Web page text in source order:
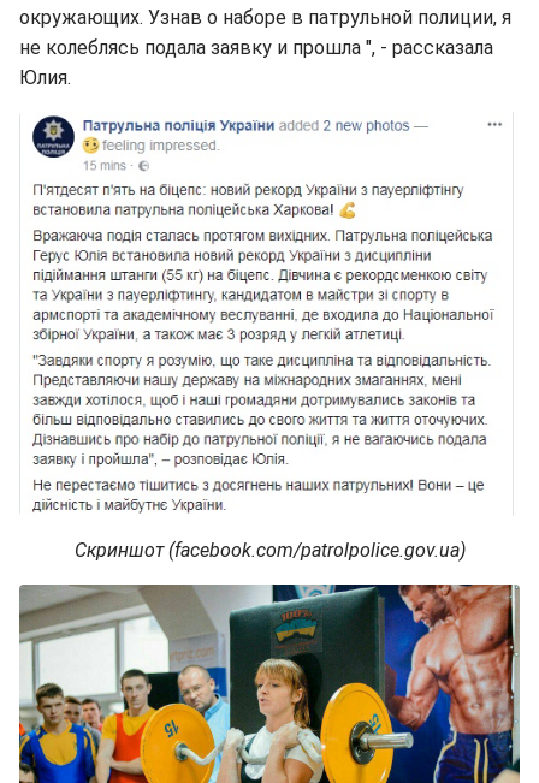
окружающих. Узнав о наборе в патрульной полиции, я
не колеблясь подала заявку и прошла ", - рассказала
Юлия.
Скриншот (facebook.com/patrolpolice.gov.ua)